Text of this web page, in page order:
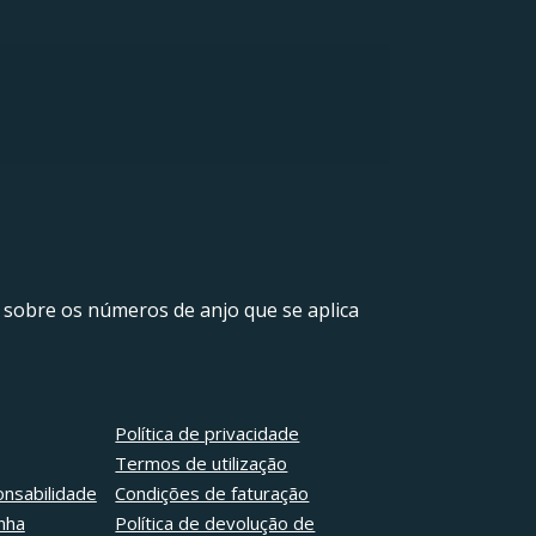
os números de anjo que se aplica
Política de privacidade
Termos de utilização
Condições de faturação
Política de devolução de